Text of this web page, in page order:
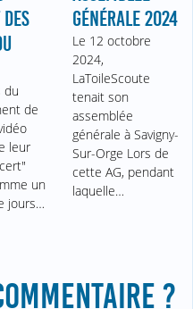
du
de
leur
un
jours…
GÉNÉRALE 2024
Le 12 octobre
2024,
LaToileScoute
tenait son
assemblée
générale à Savigny-
Sur-Orge Lors de
cette AG, pendant
laquelle…
?